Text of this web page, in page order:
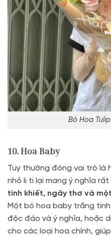
Bó Hoa
10. Hoa Baby
Tuy thường đóng vai trò là
nhỏ li ti lại mang ý nghĩa
tinh khiết, ngây thơ và
Một bó hoa baby trắng
độc đáo và ý nghĩa, hoặc
cho các loại hoa chính,